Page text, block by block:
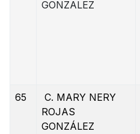
GONZALEZ
65
C. MARY NERY
ROJAS
GONZÁLEZ